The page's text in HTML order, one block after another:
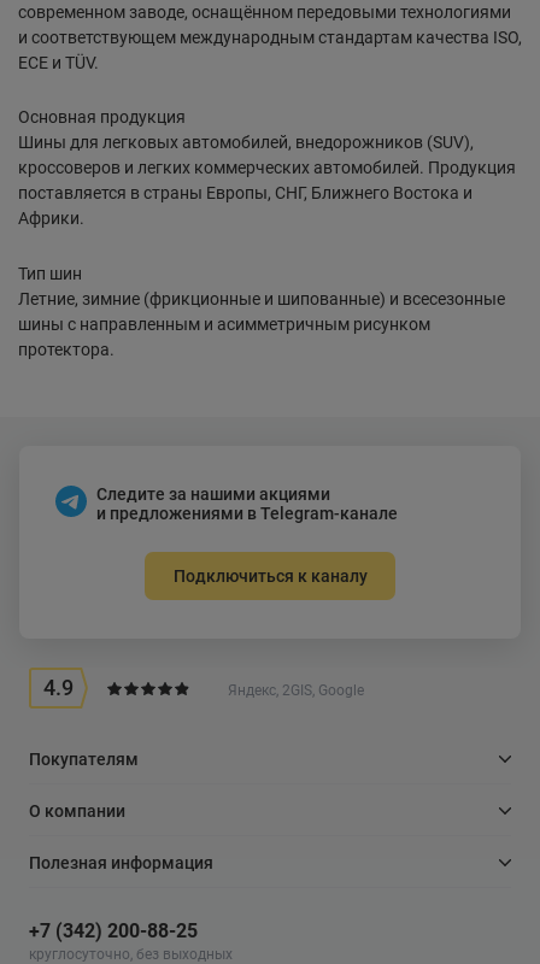
современном заводе, оснащённом передовыми технологиями
и соответствующем международным стандартам качества ISO,
ECE и TÜV.
Основная продукция
Шины для легковых автомобилей, внедорожников (SUV),
кроссоверов и легких коммерческих автомобилей. Продукция
поставляется в страны Европы, СНГ, Ближнего Востока и
Африки.
Тип шин
Летние, зимние (фрикционные и шипованные) и всесезонные
шины с направленным и асимметричным рисунком
протектора.
Следите за нашими акциями
и предложениями в Telegram-канале
Подключиться к каналу
4.9 Яндекс, 2GIS, Google
Покупателям
О компании
Полезная информация
+7 (342) 200-88-25
круглосуточно, без выходных